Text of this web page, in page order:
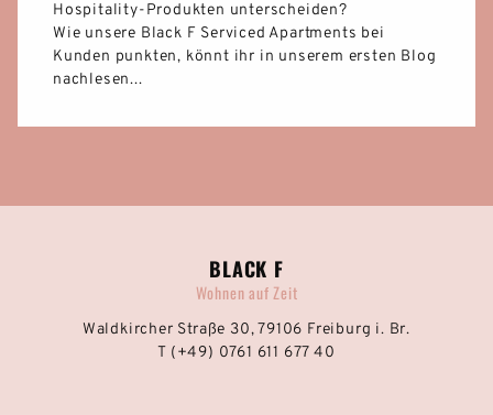
Hospitality-Produkten unterscheiden?
Wie unsere Black F Serviced Apartments bei
Kunden punkten, könnt ihr in unserem ersten Blog
nachlesen...
BLACK F
Wohnen auf Zeit
Waldkircher Straße 30, 79106 Freiburg i. Br.
T (+49) 0761 611 677 40